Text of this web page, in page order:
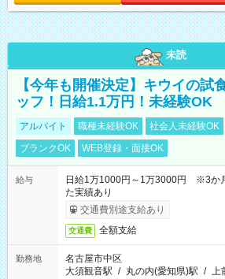
未読
【今年も開催決定】キウイの試
ッフ！日給1.1万円！未経験OK
アルバイト 職種未経験OK 社会人未経験OK
ブランクOK
WEB登録・面接OK
給与
日給1万1000円～1万3000円 ※3か
た実績あり
交通費別途支給あり
交通費 全額支給
勤務地
名古屋市中区
大須観音駅 / 丸の内(愛知県)駅 / 上